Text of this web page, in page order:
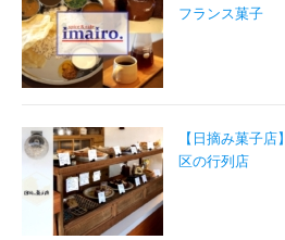
フランス菓子
【日摘み菓子
区の行列店